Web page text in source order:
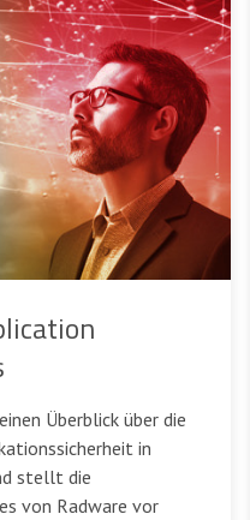
Überblick über die
in
stellt die
von Radware vor